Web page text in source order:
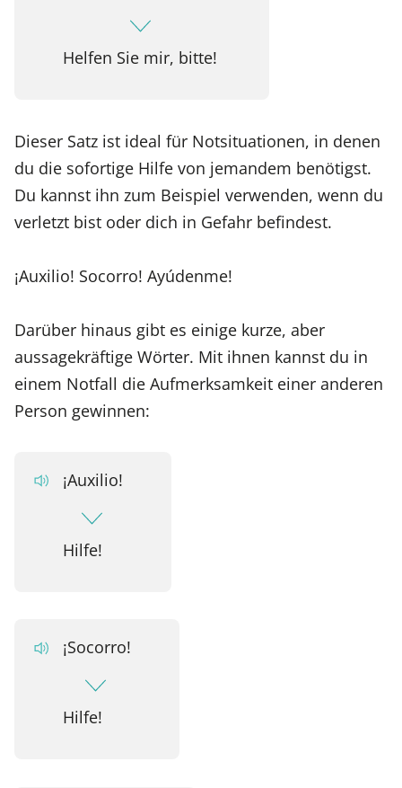
Helfen Sie mir, bitte!
Dieser Satz ist ideal für Notsituationen, in denen
du die sofortige Hilfe von jemandem benötigst.
Du kannst ihn zum Beispiel verwenden, wenn du
verletzt bist oder dich in Gefahr befindest.
¡Auxilio! Socorro! Ayúdenme!
Darüber hinaus gibt es einige kurze, aber
aussagekräftige Wörter. Mit ihnen kannst du in
einem Notfall die Aufmerksamkeit einer anderen
Person gewinnen:
¡Auxilio!
Hilfe!
¡Socorro!
Hilfe!